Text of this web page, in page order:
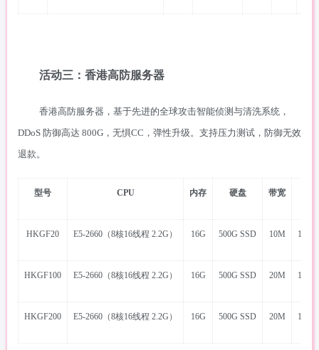
活动三：香港高防服务器
香港高防服务器，基于先进的全球攻击智能侦测与清洗系统，
DDoS 防御高达 800G，无惧CC，弹性升级。支持压力测试，防御无效
退款。
型号 CPU 内存 硬盘 带宽
HKGF20 E5-2660（8核16线程 2.2G） 16G 500G SSD 10M 1管
HKGF100 E5-2660（8核16线程 2.2G） 16G 500G SSD 20M 1管
HKGF200 E5-2660（8核16线程 2.2G） 16G 500G SSD 20M 1管